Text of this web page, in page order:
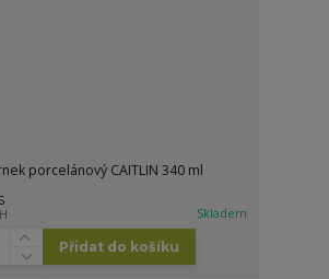
porcelánový CAITLIN 340 ml
Skladem
Přidat do košíku